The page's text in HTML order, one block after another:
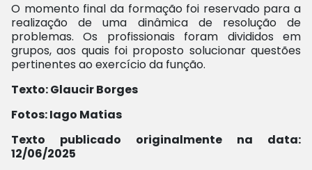
O momento final da formação foi reservado para a
realização de uma dinâmica de resolução de
problemas. Os profissionais foram divididos em
grupos, aos quais foi proposto solucionar questões
pertinentes ao exercício da função.
Texto: Glaucir Borges
Fotos: Iago Matias
Texto publicado originalmente na data:
12/06/2025